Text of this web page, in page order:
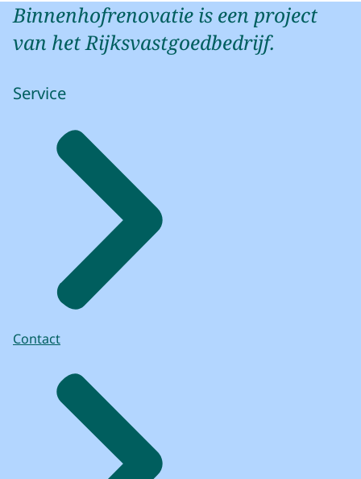
Binnenhofrenovatie is een project
van het Rijksvastgoedbedrijf.
Service
Contact